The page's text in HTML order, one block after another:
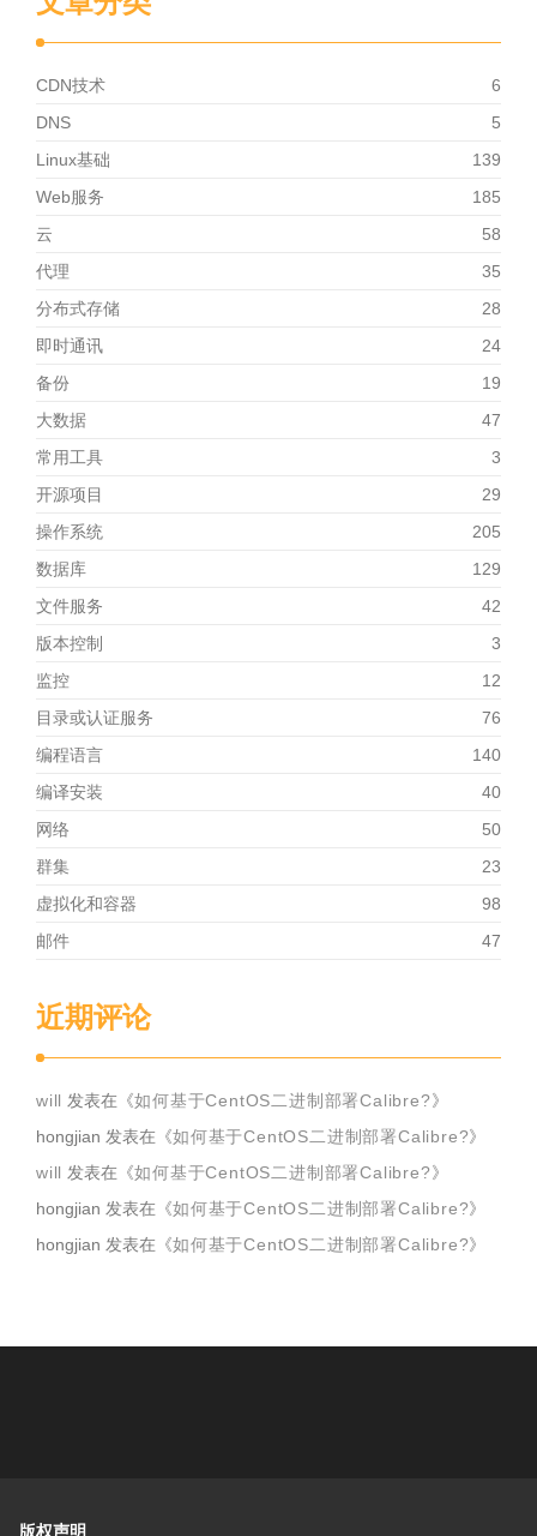
CDN技术
6
DNS
5
Linux基础
139
Web服务
185
云
58
代理
35
分布式存储
28
即时通讯
24
备份
19
大数据
47
常用工具
3
开源项目
29
操作系统
205
数据库
129
文件服务
42
版本控制
3
监控
12
目录或认证服务
76
编程语言
140
编译安装
40
网络
50
群集
23
虚拟化和容器
98
邮件
47
近期评论
will 发表在《如何基于CentOS二进制部署Calibre?》
hongjian 发表在《如何基于CentOS二进制部署Calibre?》
will 发表在《如何基于CentOS二进制部署Calibre?》
hongjian 发表在《如何基于CentOS二进制部署Calibre?》
hongjian 发表在《如何基于CentOS二进制部署Calibre?》
版权声明